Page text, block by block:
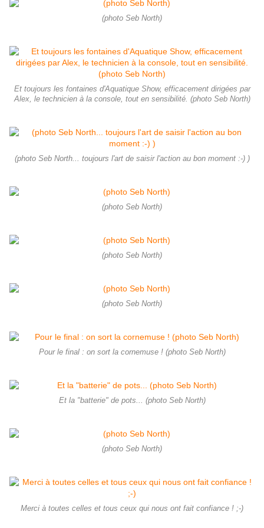
(photo Seb North)
Et toujours les fontaines d'Aquatique Show, efficacement dirigées par
Alex, le technicien à la console, tout en sensibilité. (photo Seb North)
(photo Seb North... toujours l'art de saisir l'action au bon moment :-) )
(photo Seb North)
(photo Seb North)
(photo Seb North)
Pour le final : on sort la cornemuse ! (photo Seb North)
Et la "batterie" de pots... (photo Seb North)
(photo Seb North)
Merci à toutes celles et tous ceux qui nous ont fait confiance ! ;-)